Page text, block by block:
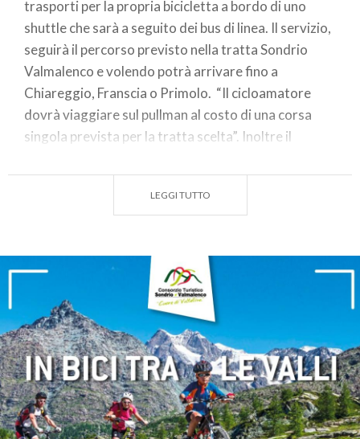
trasporti per la propria bicicletta a bordo di uno
shuttle che sarà a seguito dei bus di linea. Il servizio,
seguirà il percorso previsto nella tratta Sondrio
Valmalenco e volendo potrà arrivare fino a
Chiareggio, Franscia o Primolo. “Il cicloamatore
dovrà viaggiare sul pullman al costo di una corsa
singola prevista per la tratta scelta”. Inoltre il
salita con bicicletta sulla funivia Al Bernina di Chiesa
e una salita sulla seggiovia di Caspoggio. In fondo
Quest'anno ritorna
Train&Bike
(attivo dal primo
luglio) il progetto per il turismo sostenibile del
Consorzio Turistico Sondrio e Valmalenco in
collaborazione con le Ferrovie Trenord che prevede
proposte turistiche sostenibili per l’estate 2020. Si
potranno acquistare i biglietti che comprendono il
viaggio di andata e ritorno in treno da Milano a
Sondrio e la possibilità del noleggio a prezzi
LEGGI TUTTO